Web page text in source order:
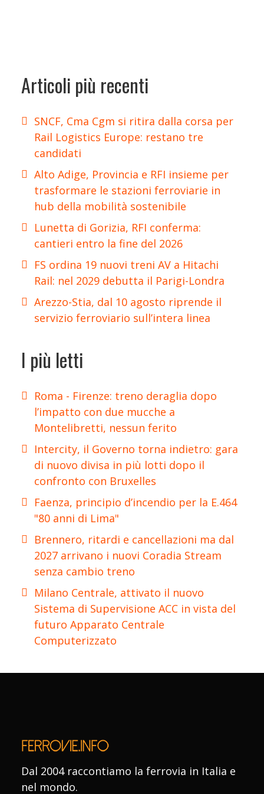
Articoli più recenti
SNCF, Cma Cgm si ritira dalla corsa per
Rail Logistics Europe: restano tre
candidati
Alto Adige, Provincia e RFI insieme per
trasformare le stazioni ferroviarie in
hub della mobilità sostenibile
Lunetta di Gorizia, RFI conferma:
cantieri entro la fine del 2026
FS ordina 19 nuovi treni AV a Hitachi
Rail: nel 2029 debutta il Parigi-Londra
Arezzo-Stia, dal 10 agosto riprende il
servizio ferroviario sull’intera linea
I più letti
Roma - Firenze: treno deraglia dopo
l’impatto con due mucche a
Montelibretti, nessun ferito
Intercity, il Governo torna indietro: gara
di nuovo divisa in più lotti dopo il
confronto con Bruxelles
Faenza, principio d’incendio per la E.464
"80 anni di Lima"
Brennero, ritardi e cancellazioni ma dal
2027 arrivano i nuovi Coradia Stream
senza cambio treno
Milano Centrale, attivato il nuovo
Sistema di Supervisione ACC in vista del
futuro Apparato Centrale
Computerizzato
Dal 2004 raccontiamo la ferrovia in Italia e
nel mondo.